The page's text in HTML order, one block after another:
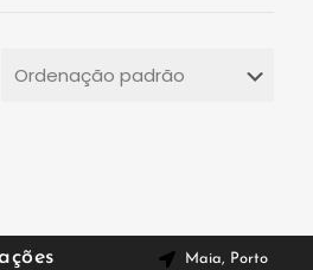
Maia, Porto